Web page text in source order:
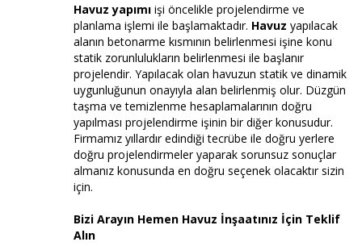
Havuz yapımı işi öncelikle projelendirme ve
planlama işlemi ile başlamaktadır. Havuz yapılacak
alanın betonarme kısmının belirlenmesi işine konu
statik zorunlulukların belirlenmesi ile başlanır
projelendir. Yapılacak olan havuzun statik ve dinamik
uygunluğunun onayıyla alan belirlenmiş olur. Düzgün
taşma ve temizlenme hesaplamalarının doğru
yapılması projelendirme işinin bir diğer konusudur.
Firmamız yıllardır edindiği tecrübe ile doğru yerlere
doğru projelendirmeler yaparak sorunsuz sonuçlar
almanız konusunda en doğru seçenek olacaktır sizin
için.
Bizi Arayın Hemen Havuz İnşaatınız İçin Teklif
Alın